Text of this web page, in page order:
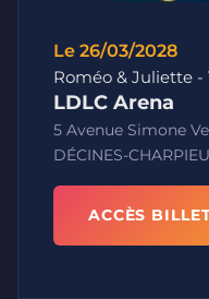
Le 26/03/2028
Roméo & Juliette -
LDLC Arena
5 Avenue Simone
DÉCINES-CHARPIEU
ACCÈS